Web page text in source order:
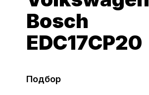
Bosch
EDC17CP20
Подбор